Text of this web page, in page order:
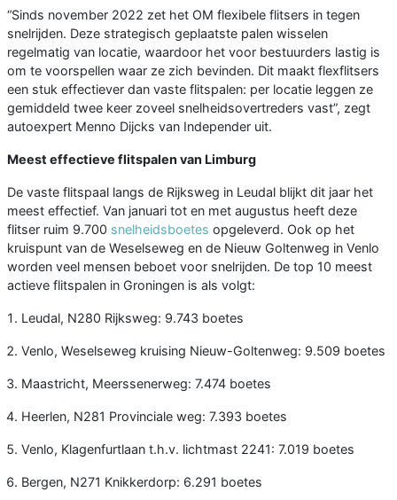
“Sinds november 2022 zet het OM flexibele flitsers in tegen
snelrijden. Deze strategisch geplaatste palen wisselen
regelmatig van locatie, waardoor het voor bestuurders lastig is
om te voorspellen waar ze zich bevinden. Dit maakt flexflitsers
een stuk effectiever dan vaste flitspalen: per locatie leggen ze
gemiddeld twee keer zoveel snelheidsovertreders vast”, zegt
autoexpert Menno Dijcks van Independer uit.
Meest effectieve flitspalen van Limburg
De vaste flitspaal langs de Rijksweg in Leudal blijkt dit jaar het
meest effectief. Van januari tot en met augustus heeft deze
flitser ruim 9.700 snelheidsboetes opgeleverd. Ook op het
kruispunt van de Weselseweg en de Nieuw Goltenweg in Venlo
worden veel mensen beboet voor snelrijden. De top 10 meest
actieve flitspalen in Groningen is als volgt:
Leudal, N280 Rijksweg: 9.743 boetes
Venlo, Weselseweg kruising Nieuw-Goltenweg: 9.509 boetes
Maastricht, Meerssenerweg: 7.474 boetes
Heerlen, N281 Provinciale weg: 7.393 boetes
Venlo, Klagenfurtlaan t.h.v. lichtmast 2241: 7.019 boetes
Bergen, N271 Knikkerdorp: 6.291 boetes